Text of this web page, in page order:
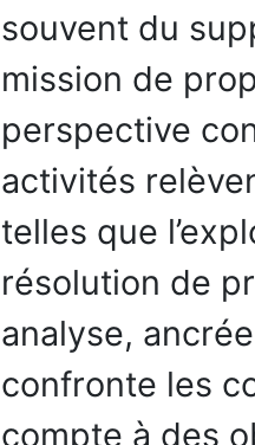
souvent du
mission de
perspective
activités
telles que
résolution de
analyse,
confronte les
compte à des